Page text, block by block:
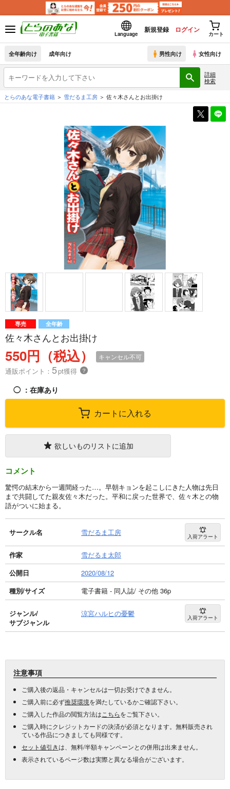
Language
新規登録 ログイン
カート
全年齢向け 成年向け 男性向け 女性向け
詳細
検索
とらのあな電子書籍
雪だるま工房 佐々木さんとお出掛け
専売 全年齢
佐々木さんとお出掛け
550円（税込） キャンセル不可
通販ポイント： 5pt獲得 ？
◯ ：在庫あり
カートに入れる
欲しいものリストに追加
コメント
驚愕の結末から一週間経った…。早朝キョンを起こしにきた人物は先日
まで共闘してた親友佐々木だった。平和に戻った世界で、佐々木との物
語がついに始まる。
サークル名 雪だるま工房 入荷アラート
作家
雪だるま太郎
公開日
2020/08/12
種別/サイズ
電子書籍 - 同人誌/ その他 36p
ジャンル/
サブジャンル
涼宮ハルヒの憂鬱 入荷アラート
注意事項
ご購入後の返品・キャンセルは一切お受けできません。
ご購入前に必ず推奨環境を満たしているかご確認下さい。
ご購入した作品の閲覧方法は こちらをご覧下さい。
ご購入時にクレジットカードの決済が必須となります。無料販売され
ている作品につきましても同様です。
セット値引きは、無料/半額キャンペーンとの併用は出来ません。
表示されているページ数は実際と異なる場合がございます。